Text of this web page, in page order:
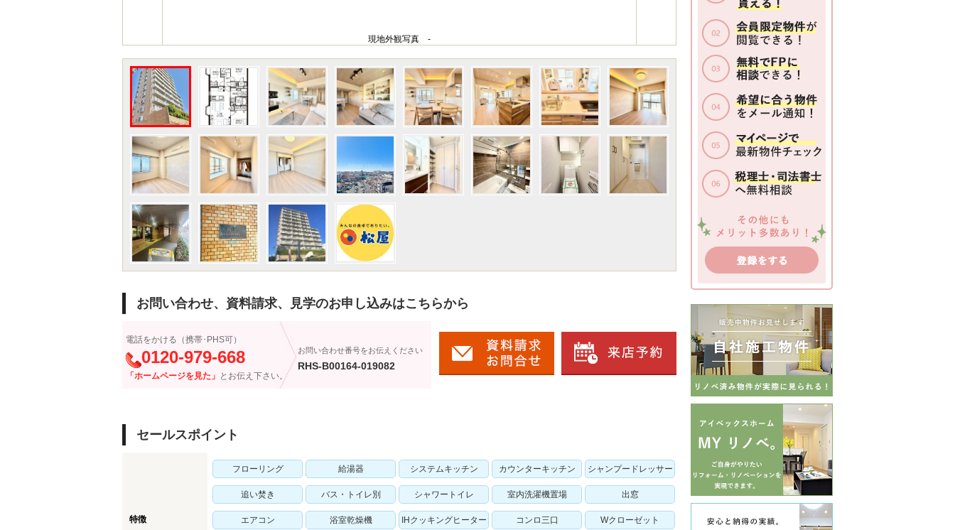
現地外観写真 -
お問い合わせ、資料請求、見学のお申し込みはこちらから
電話をかける（携帯･PHS可）
0120-979-668
「ホームページを見た」 とお伝え下さい。
お問い合わせ番号をお伝えください
RHS-B00164-019082
セールスポイント
特徴
フローリング 給湯器 システムキッチン カウンターキッチン シャンプードレッサー
追い焚き バス・トイレ別 シャワートイレ 室内洗濯機置場 出窓
エアコン 浴室乾燥機 IHクッキングヒーター コンロ三口 Wクローゼット